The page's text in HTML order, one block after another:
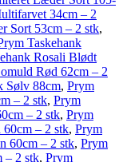
34cm – 2
Sort 53cm – 2 stk,
Taskehank
Rosali Blødt
Rød 62cm – 2
Sølv 88cm, Prym
– 2 stk, Prym
– 2 stk, Prym
60cm – 2 stk, Prym
60cm – 2 stk, Prym
– 2 stk, Prym